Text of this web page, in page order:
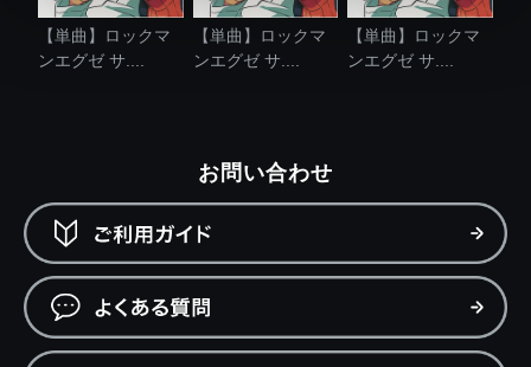
【単曲】ロックマ
ンエグゼ サ....
【単曲】ロックマ
ンエグゼ サ....
【単曲】ロックマ
ンエグゼ サ....
お問い合わせ